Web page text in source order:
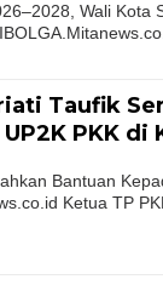
Wali Kota
Taufik
PKK di
Bantuan
Ketua TP